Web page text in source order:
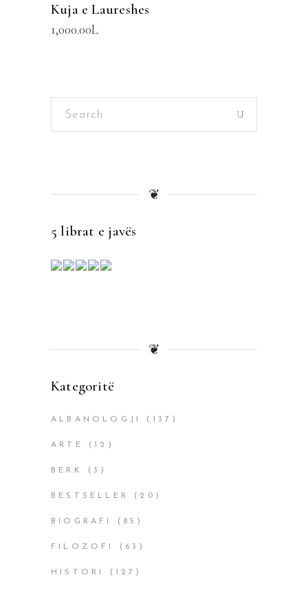
Kuja e Laureshes
1,000.00L
Search
❦
5 librat e javës
❦
Kategoritë
ALBANOLOGJI (137)
ARTE (12)
BERK (3)
BESTSELLER (20)
BIOGRAFI (85)
FILOZOFI (63)
HISTORI (127)